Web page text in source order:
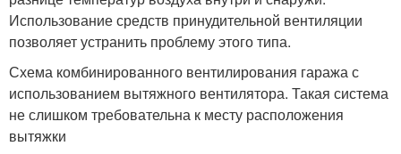
Использование средств принудительной вентиляции
позволяет устранить проблему этого типа.
Схема комбинированного вентилирования гаража с
использованием вытяжного вентилятора. Такая система
не слишком требовательна к месту расположения
вытяжки